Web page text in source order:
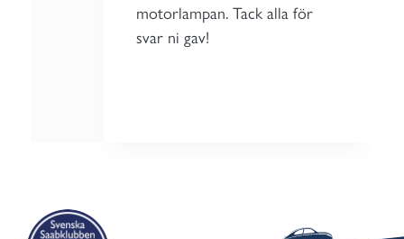
motorlampan. Tack alla för
svar ni gav!